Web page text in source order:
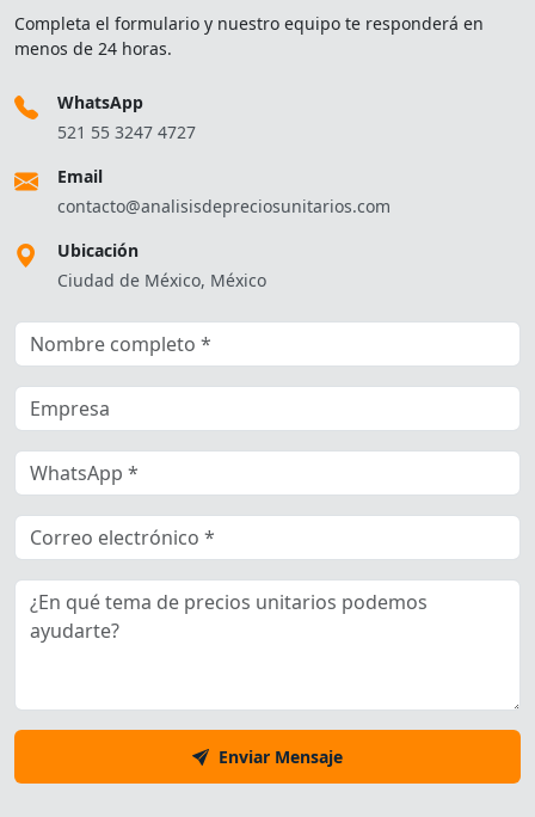
Completa el formulario y nuestro equipo te responderá en
menos de 24 horas.
WhatsApp
521 55 3247 4727
Email
contacto@analisisdepreciosunitarios.com
Ubicación
Ciudad de México, México
Enviar Mensaje